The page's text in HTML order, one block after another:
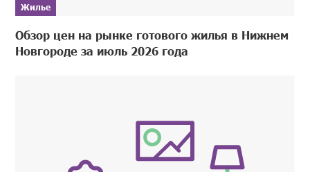
Жилье
Обзор цен на рынке готового жилья в Нижнем
Новгороде за июль 2026 года